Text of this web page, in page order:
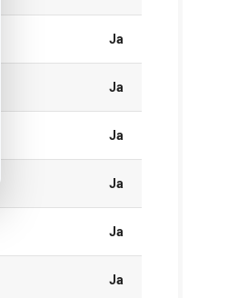
Ja
Ja
Ja
Ja
Ja
Ja